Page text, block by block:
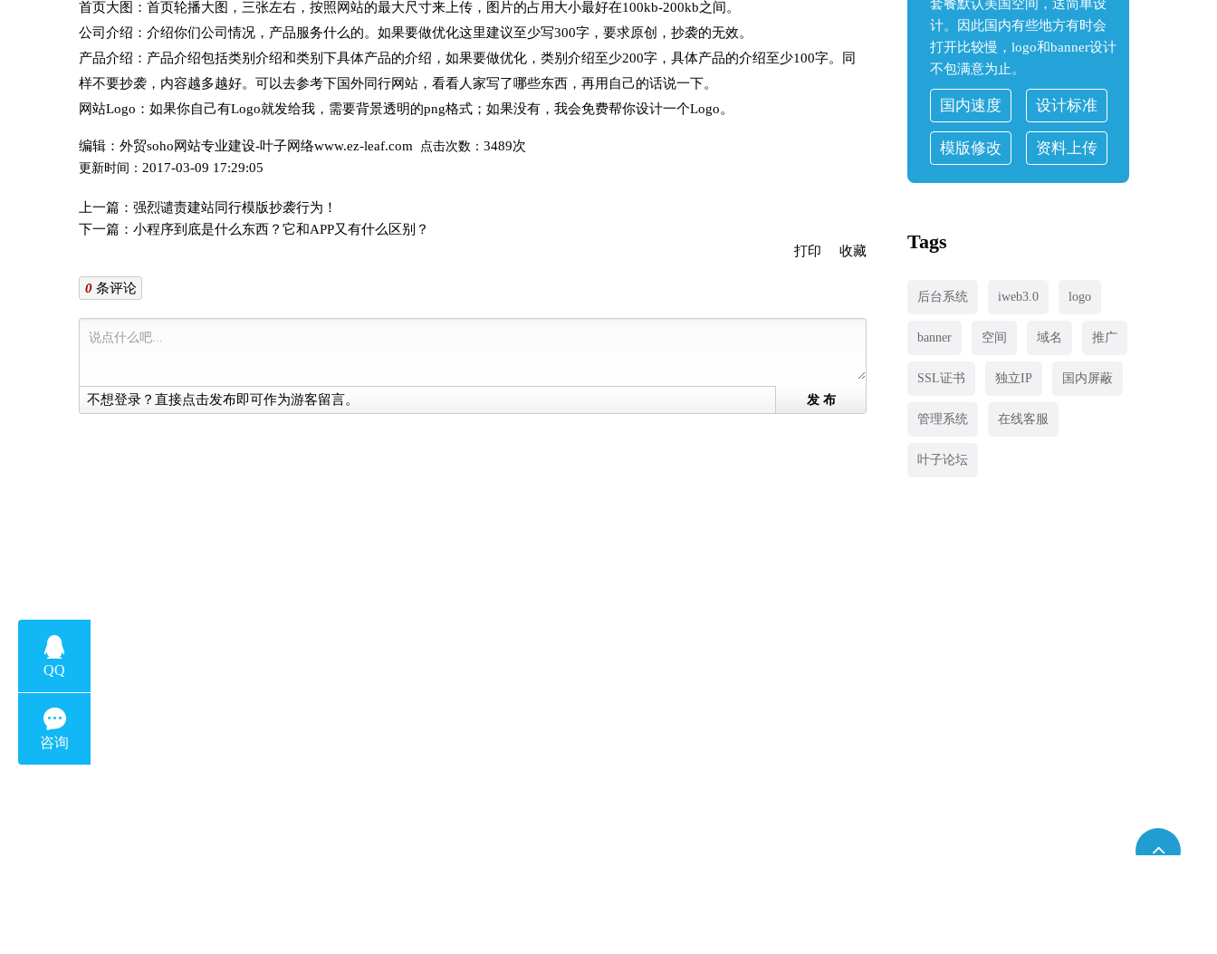
首页大图：首页轮播大图，三张左右，按照网站的最大尺寸来上传，图片的占用大小最好在100kb-200kb之间。
公司介绍：介绍你们公司情况，产品服务什么的。如果要做优化这里建议至少写300字，要求原创，抄袭的无效。
产品介绍：产品介绍包括类别介绍和类别下具体产品的介绍，如果要做优化，类别介绍至少200字，具体产品的介绍至少100字。同
样不要抄袭，内容越多越好。可以去参考下国外同行网站，看看人家写了哪些东西，再用自己的话说一下。
网站Logo：如果你自己有Logo就发给我，需要背景透明的png格式；如果没有，我会免费帮你设计一个Logo。
编辑：外贸soho网站专业建设-叶子网络www.ez-leaf.com 点击次数： 3489次
更新时间： 2017-03-09 17:29:05
上一篇： 强烈谴责建站同行模版抄袭行为！
下一篇： 小程序到底是什么东西？它和APP又有什么区别？
收藏
打印
0 条评论
不想登录？直接点击发布即可作为游客留言。 发 布
套餐默认美国空间，送简单设
计。因此国内有些地方有时会
打开比较慢，logo和banner设计
不包满意为止。
国内速度 设计标准
模版修改 资料上传
Tags
后台系统 iweb3.0 logo
banner 空间 域名 推广
SSL证书 独立IP 国内屏蔽
管理系统 在线客服
叶子论坛